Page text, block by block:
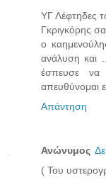
ΥΓ Λέφτηδες
Γκριγκόρης
ο
ανάλυση και
έσπευσε να
απευθύνομαι
Απάντηση
Ανώνυμος
( Του